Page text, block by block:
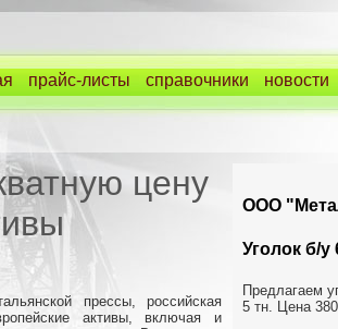
прайс-листы справочники новости
ООО
Уголок б/у
Предлагаем
5 тн. Цена
цену
прессы, российская
активы, включая и